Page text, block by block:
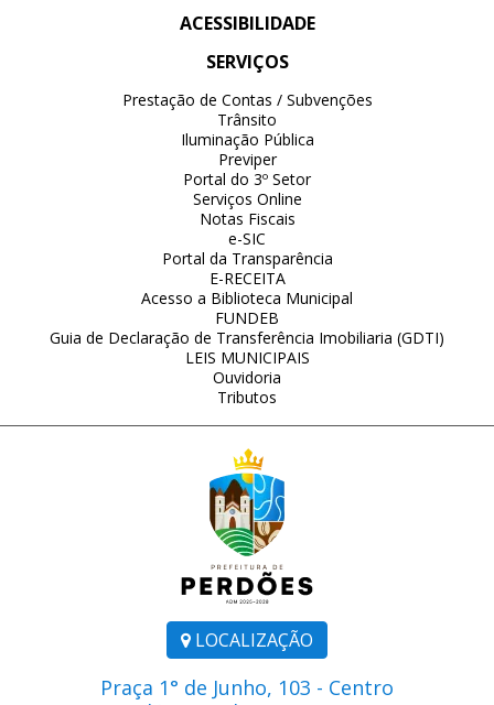
LOCALIZAÇÃO
Praça 1° de Junho, 103 - Centro
ACESSIBILIDADE
SERVIÇOS
Prestação de Contas / Subvenções
Trânsito
Iluminação Pública
Previper
Portal do 3º Setor
Serviços Online
Notas Fiscais
e-SIC
Portal da Transparência
E-RECEITA
Acesso a Biblioteca Municipal
FUNDEB
Guia de Declaração de Transferência Imobiliaria (GDTI)
LEIS MUNICIPAIS
Ouvidoria
Tributos